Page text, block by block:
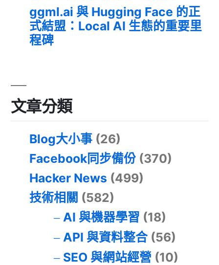
ggml.ai 與 Hugging Face 的正
式結盟：Local AI 生態的重要里
程碑
文章分類
Blog大小事 (26)
Facebook同步備份 (370)
Hacker News (499)
技術相關 (582)
AI 與機器學習 (18)
API 與資料整合(56)
SEO 與網站經營 (10)